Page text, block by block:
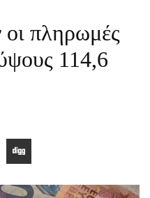
πληρωμές
114,6